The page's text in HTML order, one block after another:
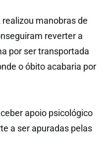
manobras de
reverter a
por ser transportada
o óbito acabaria por
apoio psicológico
a ser apuradas pelas